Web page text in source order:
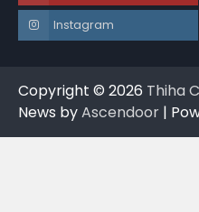
Instagram
Copyright © 2026 Thiha
News byAscendoor |